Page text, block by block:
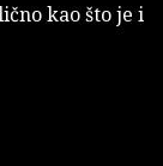
kao što je i